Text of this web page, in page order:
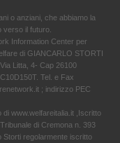
o anziani, che abbiamo la
verso il futuro.
Information Center per
di GIANCARLO STORTI
Litta, 4- Cap 26100
Tel. e Fax
; indirizzo PEC
di www.welfareitalia.it ,Iscritto
di Cremona n. 393
Storti regolarmente iscritto